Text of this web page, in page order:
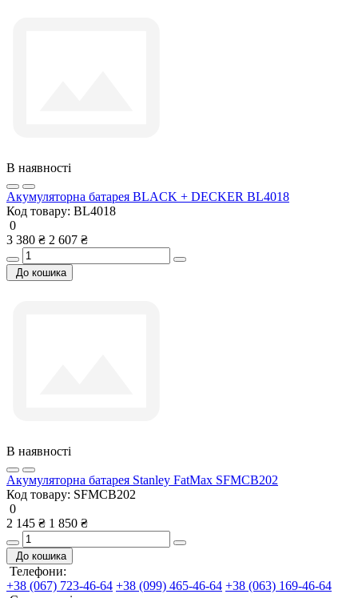
В наявності
Акумуляторна батарея BLACK + DECKER BL4018
Код товару: BL4018
0
3 380 ₴ 2 607 ₴
До кошика
В наявності
Акумуляторна батарея Stanley FatMax SFMCB202
Код товару: SFMCB202
0
2 145 ₴ 1 850 ₴
До кошика
Телефони:
+38 (067) 723-46-64 +38 (099) 465-46-64 +38 (063) 169-46-64